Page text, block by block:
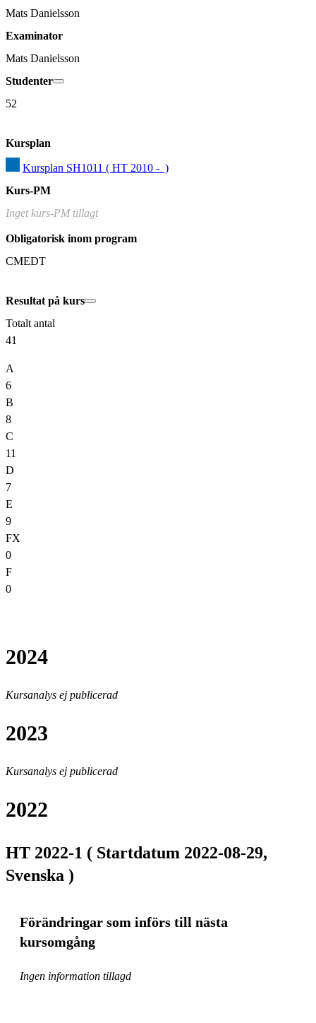
Mats Danielsson
Examinator
Mats Danielsson
Studenter
52
Kursplan
Kursplan SH1011 ( HT 2010 -  )
Kurs-PM
Inget kurs-PM tillagt
Obligatorisk inom program
CMEDT
Resultat på kurs
Totalt antal
41
A
6
B
8
C
11
D
7
E
9
FX
0
F
0
2024
Kursanalys ej publicerad
2023
Kursanalys ej publicerad
2022
HT 2022-1 ( Startdatum 2022-08-29,
Svenska )
Förändringar som införs till nästa
kursomgång
Ingen information tillagd